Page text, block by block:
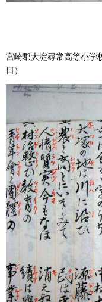
宮崎郡大淀尋常高等小学
日）